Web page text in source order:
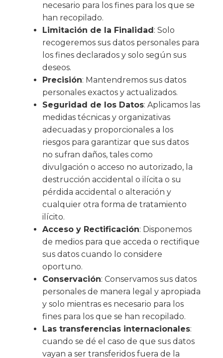
necesario para los fines para los que se
han recopilado.
Limitación de la Finalidad : Solo
recogeremos sus datos personales para
los fines declarados y solo según sus
deseos.
Precisión: Mantendremos sus datos
personales exactos y actualizados.
Seguridad de los Datos: Aplicamos las
medidas técnicas y organizativas
adecuadas y proporcionales a los
riesgos para garantizar que sus datos
no sufran daños, tales como
divulgación o acceso no autorizado, la
destrucción accidental o ilícita o su
pérdida accidental o alteración y
cualquier otra forma de tratamiento
ilícito.
Acceso y Rectificación: Disponemos
de medios para que acceda o rectifique
sus datos cuando lo considere
oportuno.
Conservación: Conservamos sus datos
personales de manera legal y apropiada
y solo mientras es necesario para los
fines para los que se han recopilado.
Las transferencias internacionales:
cuando se dé el caso de que sus datos
vayan a ser transferidos fuera de la